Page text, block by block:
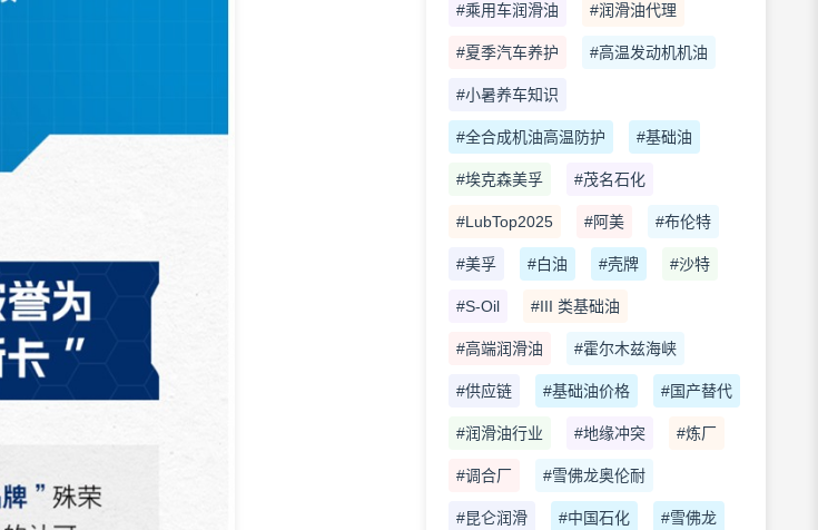
#乘用车润滑油 #润滑油代理
#夏季汽车养护 #高温发动机机油
#小暑养车知识
#全合成机油高温防护 #基础油
#埃克森美孚 #茂名石化
#LubTop2025 #阿美 #布伦特
#美孚 #白油 #壳牌 #沙特
#S-Oil #III 类基础油
#高端润滑油 #霍尔木兹海峡
#供应链 #基础油价格 #国产替代
#润滑油行业 #地缘冲突 #炼厂
#调合厂 #雪佛龙奥伦耐
#昆仑润滑 #中国石化 #雪佛龙